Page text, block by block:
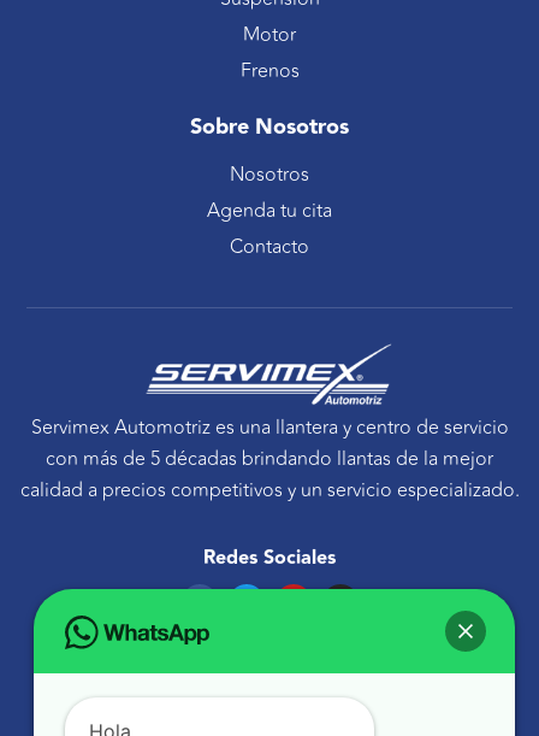
Motor
Frenos
Sobre Nosotros
Nosotros
Agenda tu cita
Contacto
Servimex Automotriz es una llantera y centro de servicio
con más de 5 décadas brindando llantas de la mejor
calidad a precios competitivos y un servicio especializado.
Redes Sociales
F
c
e
o
o
T
e
r
Y
b
e
I
g
r
Avenida Tecnológico 30 Sur Querétaro, Qro.
Hola,